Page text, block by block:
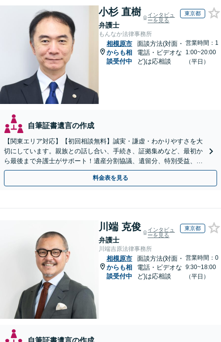
小杉 直樹
弁護士
インタビュ
ーを見る
東京都
もんなか法律事務所
相模原市
からも相
談受付中
面談方法(対面・
電話・ビデオな
ど)は応相談
営業時間：1
1:00~20:00
（平日）
自筆証書遺言の作成
【関東エリア対応】【初回相談無料】誠実・謙虚・わかりやすさを大
切にしています。親族との話し合い、手続き、証拠集めなど、最初か
ら最後まで弁護士がサポート！遺産分割協議、遺留分、特別受益、使
い込み、相続放棄など、お任せ【弁護士歴15年以上】
料金表を見る
川端 克俊
弁護士
インタビュ
ーを見る
東京都
川端吉原法律事務所
相模原市
からも相
談受付中
面談方法(対面・
電話・ビデオな
ど)は応相談
営業時間：0
9:30~18:00
（平日）
自筆証書遺言の作成